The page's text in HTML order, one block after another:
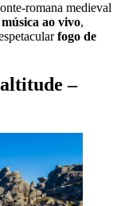
romana medieval
música ao vivo,
fogo de
–